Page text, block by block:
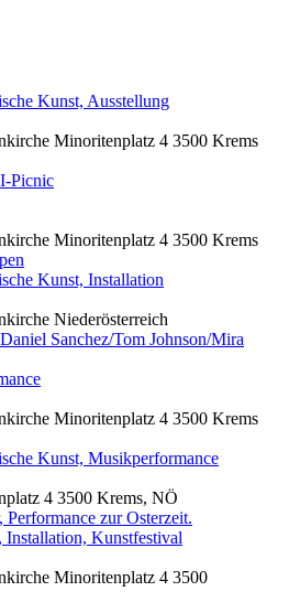
Kunst, Ausstellung
Minoritenplatz 4 3500 Krems
Picnic
Minoritenplatz 4 3500 Krems
Kunst, Installation
Niederösterreich
Sanchez/Tom Johnson/Mira
Minoritenplatz 4 3500 Krems
Kunst, Musikperformance
4 3500 Krems, NÖ
zur Osterzeit.
Kunstfestival
Minoritenplatz 4 3500